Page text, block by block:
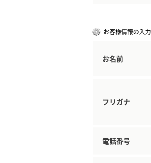
お客様情報の入力
お名前
フリガナ
電話番号